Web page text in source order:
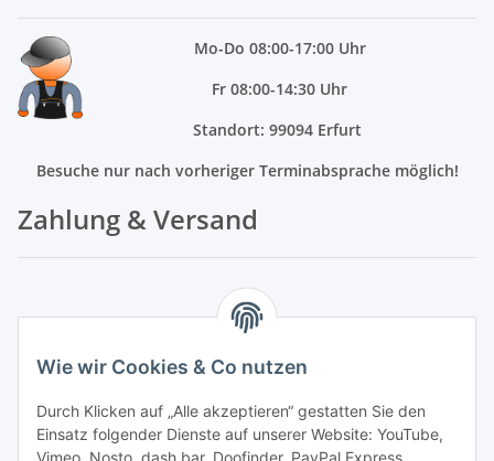
Mo-Do 08:00-17:00 Uhr
Fr 08:00-14:30 Uhr
Standort: 99094 Erfurt
Besuche nur nach vorheriger Terminabsprache möglich!
Zahlung & Versand
Versandkosten
Wie wir Cookies & Co nutzen
Durch Klicken auf „Alle akzeptieren“ gestatten Sie den
Einsatz folgender Dienste auf unserer Website: YouTube,